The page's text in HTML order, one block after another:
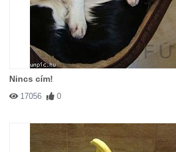
Nincs cím!
17056 0